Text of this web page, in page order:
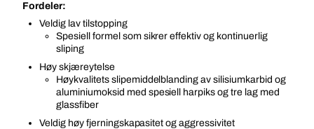
Fordeler:
Veldig lav tilstopping
Spesiell formel som sikrer effektiv og kontinuerlig
sliping
Høy skjæreytelse
Høykvalitets slipemiddelblanding av silisiumkarbid og
aluminiumoksid med spesiell harpiks og tre lag med
glassfiber
Veldig høy fjerningskapasitet og aggressivitet